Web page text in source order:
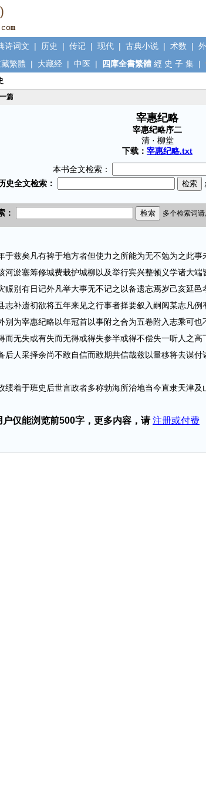
诗词文 | 历史 | 传记 | 现代 | 古典小说 | 术数 |
繁體 | 大藏经 | 中医 | 四庫全書繁體 經 史 子 集 |
篇
宰惠纪略
宰惠纪略序二
清 · 柳堂
下载： 宰惠纪略.txt
本书全文检索：
兹矣凡有裨于地方者但使力之所能为无不勉为之此事
河淤塞筹修城费栽护城柳以及举行宾兴整顿义学诸大
赈别有日记外凡举大事无不记之以备遗忘焉岁己亥延
志补遗初欲将五年来见之行事者择要叙入嗣阅某志凡
别为宰惠纪略以年冠首以事附之合为五卷附入志乘可
而无失或有失而无得或得失参半或得不偿失一听人之
后人采择余尚不敢自信而敢期共信哉兹以量移将去谋
着于班史后世言政者多称勃海所治地当今直隶天津及
仅能浏览前500字，更多内容，请 注册或付费